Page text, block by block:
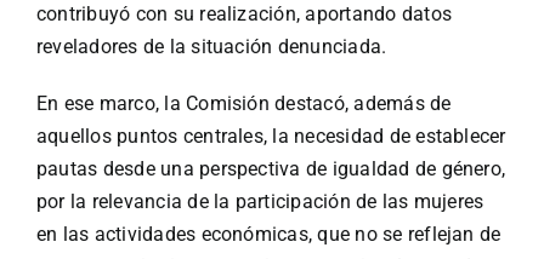
contribuyó con su realización, aportando datos
reveladores de la situación denunciada.
En ese marco, la Comisión destacó, además de
aquellos puntos centrales, la necesidad de establecer
pautas desde una perspectiva de igualdad de género,
por la relevancia de la participación de las mujeres
en las actividades económicas, que no se reflejan de